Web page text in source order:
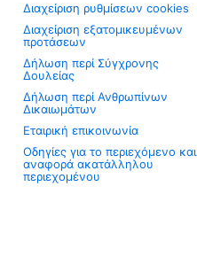
Διαχείριση ρυθμίσεων cookies
Διαχείριση εξατομικευμένων
προτάσεων
Δήλωση περί Σύγχρονης
Δουλείας
Δήλωση περί Ανθρωπίνων
Δικαιωμάτων
Εταιρική επικοινωνία
Οδηγίες για το περιεχόμενο και
αναφορά ακατάλληλου
περιεχομένου